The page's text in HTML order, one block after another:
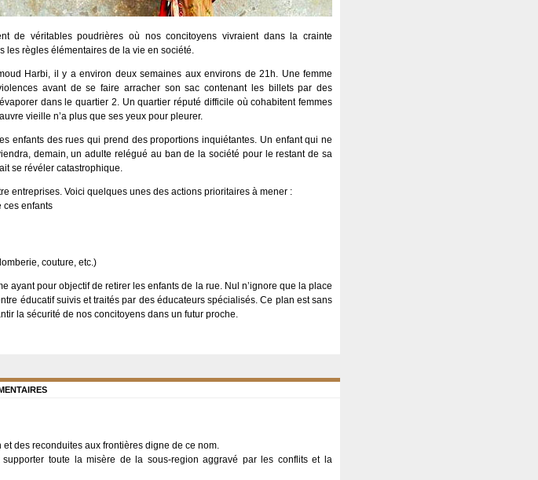
de véritables poudrières où nos concitoyens vivraient dans la crainte
les règles élémentaires de la vie en société.
Harbi, il y a environ deux semaines aux environs de 21h. Une femme
avant de se faire arracher son sac contenant les billets par des
dans le quartier 2. Un quartier réputé difficile où cohabitent femmes
vieille n’a plus que ses yeux pour pleurer.
enfants des rues qui prend des proportions inquiétantes. Un enfant qui ne
demain, un adulte relégué au ban de la société pour le restant de sa
se révéler catastrophique.
entreprises. Voici quelques unes des actions prioritaires à mener :
ces enfants
couture, etc.)
ayant pour objectif de retirer les enfants de la rue. Nul n’ignore que la place
éducatif suivis et traités par des éducateurs spécialisés. Ce plan est sans
la sécurité de nos concitoyens dans un futur proche.
des reconduites aux frontières digne de ce nom.
toute la misère de la sous-region aggravé par les conflits et la